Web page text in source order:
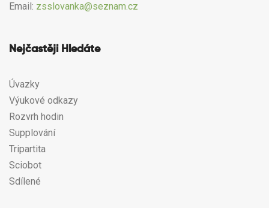
Email: zsslovanka@seznam.cz
Nejčastěji Hledáte
Úvazky
Výukové odkazy
Rozvrh hodin
Supplování
Tripartita
Sciobot
Sdílené